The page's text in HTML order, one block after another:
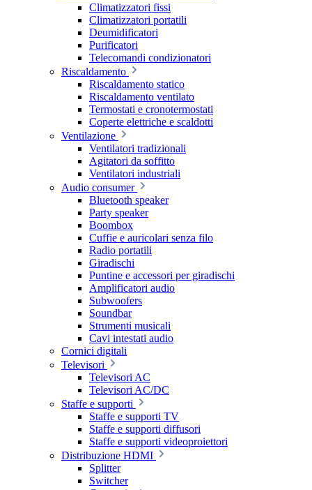
Climatizzatori fissi
Climatizzatori portatili
Deumidificatori
Purificatori
Telecomandi condizionatori
Riscaldamento
Riscaldamento statico
Riscaldamento ventilato
Termostati e cronotermostati
Coperte elettriche e scaldotti
Ventilazione
Ventilatori tradizionali
Agitatori da soffitto
Ventilatori industriali
Audio consumer
Bluetooth speaker
Party speaker
Boombox
Cuffie e auricolari senza filo
Radio portatili
Giradischi
Puntine e accessori per giradischi
Amplificatori audio
Subwoofers
Soundbar
Strumenti musicali
Cavi intestati audio
Cornici digitali
Televisori
Televisori AC
Televisori AC/DC
Staffe e supporti
Staffe e supporti TV
Staffe e supporti diffusori
Staffe e supporti videoproiettori
Distribuzione HDMI
Splitter
Switcher